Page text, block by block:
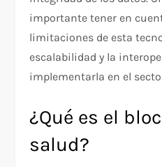
importante tener en
limitaciones de esta
escalabilidad y la
implementarla en el
¿Qué es el
salud?